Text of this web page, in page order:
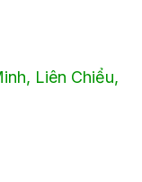
Liên Chiểu,